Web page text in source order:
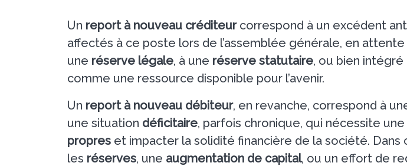
Un report à nouveau créditeurcorrespond à un excédent
affectés à ce poste lors de l’assemblée générale, en
une réserve légale, à une réserve statutaire, ou bien intégré
comme une ressource disponible pour l’avenir.
Un report à nouveau débiteur, en revanche, correspond à
une situation déficitaire, parfois chronique, qui nécessite
propres et impacter la solidité financière de la société.
les réserves, une augmentation de capital, ou un effort de